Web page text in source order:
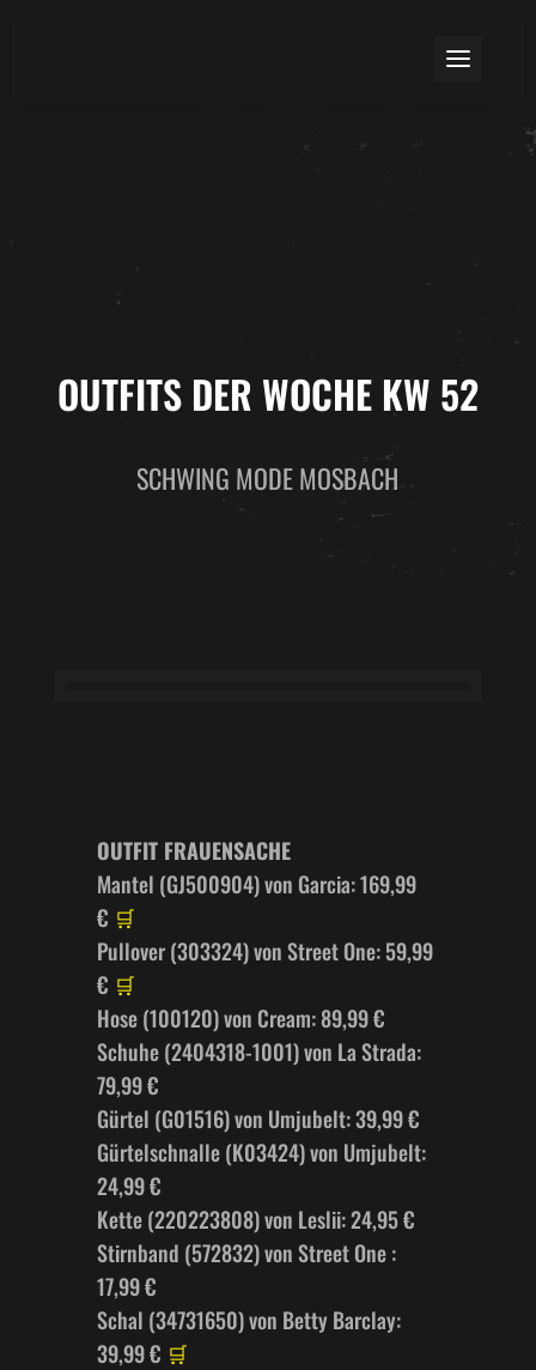
OUTFITS DER WOCHE KW 52
SCHWING MODE MOSBACH
OUTFIT FRAUENSACHE
Mantel (GJ500904) von Garcia: 169,99
€ 🛒
Pullover (303324) von Street One: 59,99
€ 🛒
Hose (100120) von Cream: 89,99 €
Schuhe (2404318-1001) von La Strada:
79,99 €
Gürtel (G01516) von Umjubelt: 39,99 €
Gürtelschnalle (K03424) von Umjubelt:
24,99 €
Kette (220223808) von Leslii: 24,95 €
Stirnband (572832) von Street One :
17,99 €
Schal (34731650) von Betty Barclay:
39,99 € 🛒